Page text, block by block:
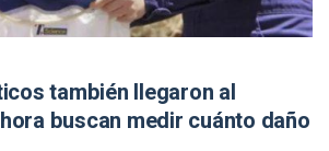
también llegaron al
buscan medir cuánto daño